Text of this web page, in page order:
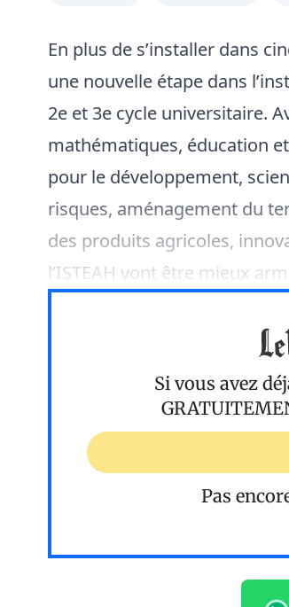
En plus de s’installer dans
une nouvelle étape dans
2e et 3e cycle universitaire.
mathématiques, éducation
pour le développement,
risques, aménagement du
des produits agricoles,
l’ISTEAH vont être mieux
Si vous avez
Pas